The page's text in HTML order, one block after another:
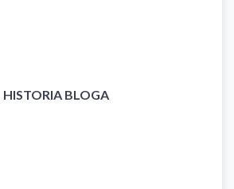
HISTORIA BLOGA